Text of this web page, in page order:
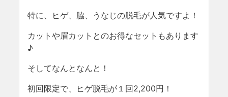
特に、ヒゲ、脇、うなじの脱毛が人気ですよ！
カットや眉カットとのお得なセットもあります
♪
そしてなんとなんと！
初回限定で、ヒゲ脱毛が１回2,200円！